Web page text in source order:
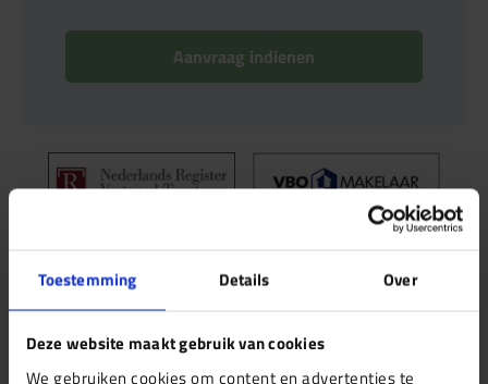
Toestemming Details Over
Deze website maakt gebruik van cookies
We gebruiken cookies om content en advertenties te
Aanvraag indienen
Bespaar tijd en geld, vraag meerdere diensten
tegelijk aan! Je profiteert hiermee van een efficiëntere